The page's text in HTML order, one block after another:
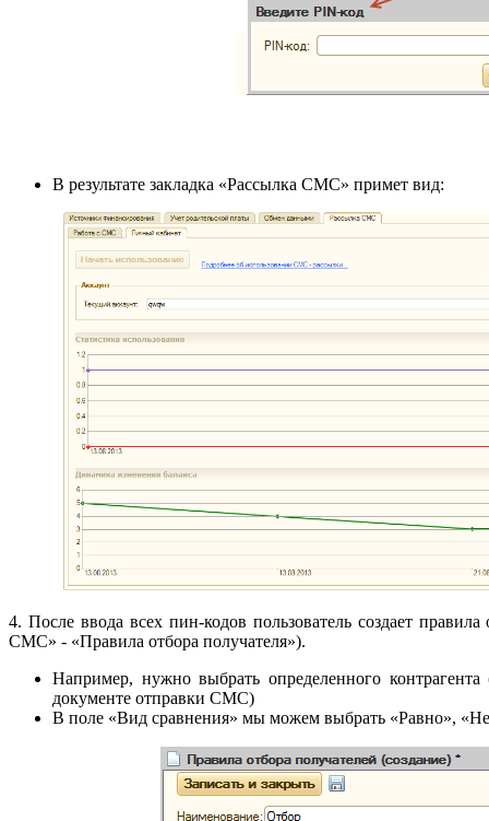
В результате закладка «Рассылка СМС» примет вид:
4. После ввода всех пин-кодов пользователь создает
СМС» - «Правила отбора получателя»).
Например, нужно выбрать определенного
документе отправки СМС)
В поле «Вид сравнения» мы можем выбрать «Равно»,